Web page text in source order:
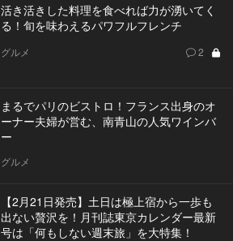
活き活きした料理を食べれば力が湧いてく
る！旬を味わえるパワフルフレンチ
グルメ 2
まるでパリのビストロ！フランス出身のオ
ーナー夫婦が営む、南青山の人気ワインバ
ー
グルメ
【2月21日発売】土日は極上宿から一歩も
出ない贅沢を！月刊誌東京カレンダー最新
号は「何もしない週末旅」を大特集！